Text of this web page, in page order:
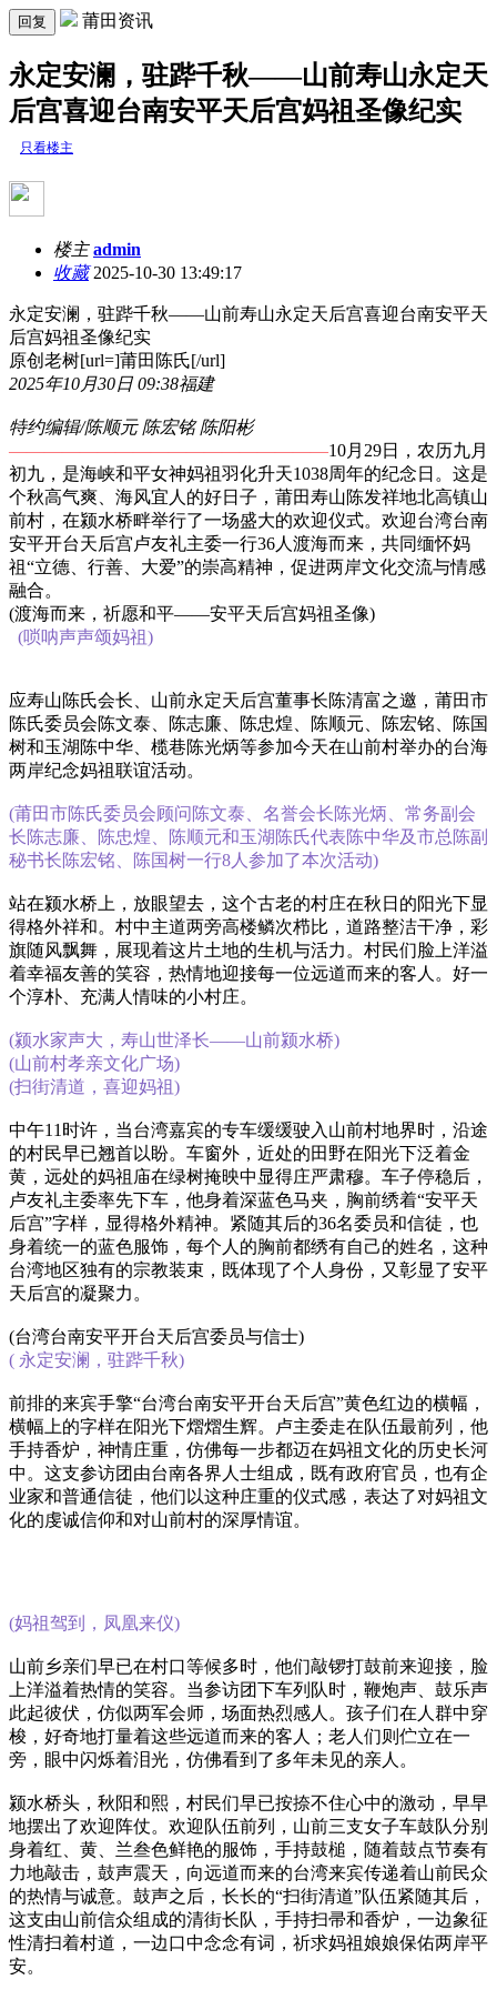
回复 莆田资讯
永定安澜，驻跸千秋——山前寿山永定天
后宫喜迎台南安平天后宫妈祖圣像纪实
只看楼主
楼主 admin
收藏2025-10-30 13:49:17
永定安澜，驻跸千秋——山前寿山永定天后宫喜迎台南安平天
后宫妈祖圣像纪实
原创老树[url=]莆田陈氏[/url]
2025年10月30日 09:38福建
特约编辑/陈顺元 陈宏铭 陈阳彬
——————————————————10月29日，农历九月
初九，是海峡和平女神妈祖羽化升天1038周年的纪念日。这是
个秋高气爽、海风宜人的好日子，莆田寿山陈发祥地北高镇山
前村，在颍水桥畔举行了一场盛大的欢迎仪式。欢迎台湾台南
安平开台天后宫卢友礼主委一行36人渡海而来，共同缅怀妈
祖“立德、行善、大爱”的崇高精神，促进两岸文化交流与情感
融合。
(渡海而来，祈愿和平——安平天后宫妈祖圣像)
(唢呐声声颂妈祖)
应寿山陈氏会长、山前永定天后宫董事长陈清富之邀，莆田市
陈氏委员会陈文泰、陈志廉、陈忠煌、陈顺元、陈宏铭、陈国
树和玉湖陈中华、榄巷陈光炳等参加今天在山前村举办的台海
两岸纪念妈祖联谊活动。
(莆田市陈氏委员会顾问陈文泰、名誉会长陈光炳、常务副会
长陈志廉、陈忠煌、陈顺元和玉湖陈氏代表陈中华及市总陈副
秘书长陈宏铭、陈国树一行8人参加了本次活动)
站在颍水桥上，放眼望去，这个古老的村庄在秋日的阳光下显
得格外祥和。村中主道两旁高楼鳞次栉比，道路整洁干净，彩
旗随风飘舞，展现着这片土地的生机与活力。村民们脸上洋溢
着幸福友善的笑容，热情地迎接每一位远道而来的客人。好一
个淳朴、充满人情味的小村庄。
(颍水家声大，寿山世泽长——山前颍水桥)
(山前村孝亲文化广场)
(扫街清道，喜迎妈祖)
中午11时许，当台湾嘉宾的专车缓缓驶入山前村地界时，沿途
的村民早已翘首以盼。车窗外，近处的田野在阳光下泛着金
黄，远处的妈祖庙在绿树掩映中显得庄严肃穆。车子停稳后，
卢友礼主委率先下车，他身着深蓝色马夹，胸前绣着“安平天
后宫”字样，显得格外精神。紧随其后的36名委员和信徒，也
身着统一的蓝色服饰，每个人的胸前都绣有自己的姓名，这种
台湾地区独有的宗教装束，既体现了个人身份，又彰显了安平
天后宫的凝聚力。
(台湾台南安平开台天后宫委员与信士)
( 永定安澜，驻跸千秋)
前排的来宾手擎“台湾台南安平开台天后宫”黄色红边的横幅，
横幅上的字样在阳光下熠熠生辉。卢主委走在队伍最前列，他
手持香炉，神情庄重，仿佛每一步都迈在妈祖文化的历史长河
中。这支参访团由台南各界人士组成，既有政府官员，也有企
业家和普通信徒，他们以这种庄重的仪式感，表达了对妈祖文
化的虔诚信仰和对山前村的深厚情谊。
(妈祖驾到，凤凰来仪)
山前乡亲们早已在村口等候多时，他们敲锣打鼓前来迎接，脸
上洋溢着热情的笑容。当参访团下车列队时，鞭炮声、鼓乐声
此起彼伏，仿似两军会师，场面热烈感人。孩子们在人群中穿
梭，好奇地打量着这些远道而来的客人；老人们则伫立在一
旁，眼中闪烁着泪光，仿佛看到了多年未见的亲人。
颍水桥头，秋阳和熙，村民们早已按捺不住心中的激动，早早
地摆出了欢迎阵仗。欢迎队伍前列，山前三支女子车鼓队分别
身着红、黄、兰叁色鲜艳的服饰，手持鼓槌，随着鼓点节奏有
力地敲击，鼓声震天，向远道而来的台湾来宾传递着山前民众
的热情与诚意。鼓声之后，长长的“扫街清道”队伍紧随其后，
这支由山前信众组成的清街长队，手持扫帚和香炉，一边象征
性清扫着村道，一边口中念念有词，祈求妈祖娘娘保佑两岸平
安。